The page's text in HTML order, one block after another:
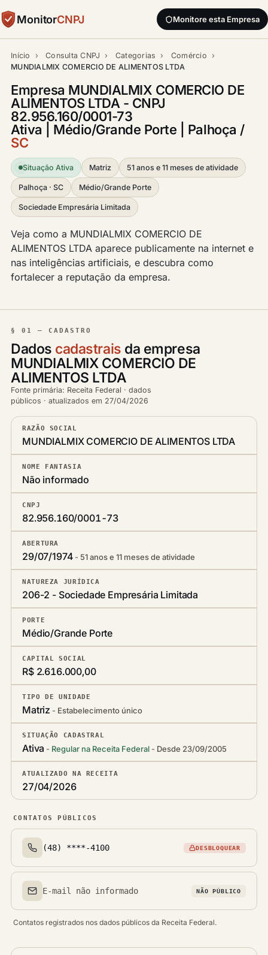
MonitorCNPJ Monitore esta Empresa
Início › Consulta CNPJ › Categorias › Comércio ›
MUNDIALMIX COMERCIO DE ALIMENTOS LTDA
Empresa MUNDIALMIX COMERCIO DE
ALIMENTOS LTDA - CNPJ
82.956.160/0001-73
Ativa | Médio/Grande Porte | Palhoça /
SC
Situação Ativa Matriz 51 anos e 11 meses de atividade
Palhoça · SC Médio/Grande Porte
Sociedade Empresária Limitada
Veja como a MUNDIALMIX COMERCIO DE
ALIMENTOS LTDA aparece publicamente na internet e
nas inteligências artificiais, e descubra como
fortalecer a reputação da empresa.
§ 01 — CADASTRO
Dados cadastrais da empresa
MUNDIALMIX COMERCIO DE
ALIMENTOS LTDA
Fonte primária: Receita Federal · dados
públicos · atualizados em 27/04/2026
RAZÃO SOCIAL
MUNDIALMIX COMERCIO DE ALIMENTOS LTDA
NOME FANTASIA
Não informado
CNPJ
82.956.160/0001-73
ABERTURA
29/07/1974 51 anos e 11 meses de atividade
NATUREZA JURÍDICA
206-2 - Sociedade Empresária Limitada
PORTE
Médio/Grande Porte
CAPITAL SOCIAL
R$ 2.616.000,00
TIPO DE UNIDADE
Matriz Estabelecimento único
SITUAÇÃO CADASTRAL
Ativa Regular na Receita Federal Desde 23/09/2005
ATUALIZADO NA RECEITA
27/04/2026
CONTATOS PÚBLICOS
Telefone(s)
(48) ****-4100 DESBLOQUEAR
Email(s)
E-mail não informado NÃO PÚBLICO
Contatos registrados nos dados públicos da Receita Federal.